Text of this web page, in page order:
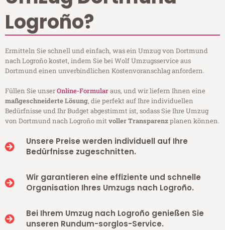
Logroño?
Ermitteln Sie schnell und einfach, was ein Umzug von Dortmund
nach Logroño kostet, indem Sie bei Wolf Umzugsservice aus
Dortmund einen unverbindlichen Kostenvoranschlag anfordern.
Füllen Sie unserOnline-Formularaus, und wir liefern Ihnen eine
maßgeschneiderte Lösung, die perfekt auf Ihre individuellen
Bedürfnisse und Ihr Budget abgestimmt ist, sodass Sie Ihre Umzug
von Dortmund nach Logroño mitvoller Transparenzplanen können.
Unsere Preise werden individuell auf Ihre
Bedürfnisse zugeschnitten.
Wir garantieren eine effiziente und schnelle
Organisation Ihres Umzugs nach Logroño.
Bei Ihrem Umzug nach Logroño genießen Sie
unseren Rundum-sorglos-Service.